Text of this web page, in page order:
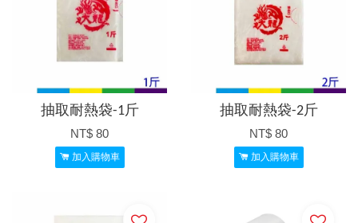
抽取耐熱袋-1斤
NT$ 80
加入購物車
抽取耐熱袋-2斤
NT$ 80
加入購物車